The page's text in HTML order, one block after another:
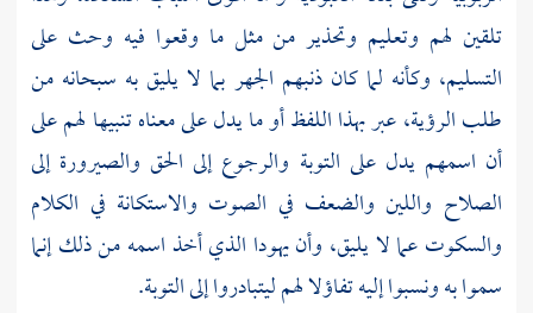
تلقين لهم وتعليم وتحذير من مثل ما وقعوا فيه وحث على
التسليم، وكأنه لما كان ذنبهم الجهر بما لا يليق به سبحانه من
طلب الرؤية، عبر بهذا اللفظ أو ما يدل على معناه تنبيها لهم على
أن اسمهم يدل على التوبة والرجوع إلى الحق والصيرورة إلى
الصلاح واللين والضعف في الصوت والاستكانة في الكلام
والسكوت عما لا يليق، وأن يهودا الذي أخذ اسمه من ذلك إنما
سموا به ونسبوا إليه تفاؤلا لهم ليتبادروا إلى التوبة.